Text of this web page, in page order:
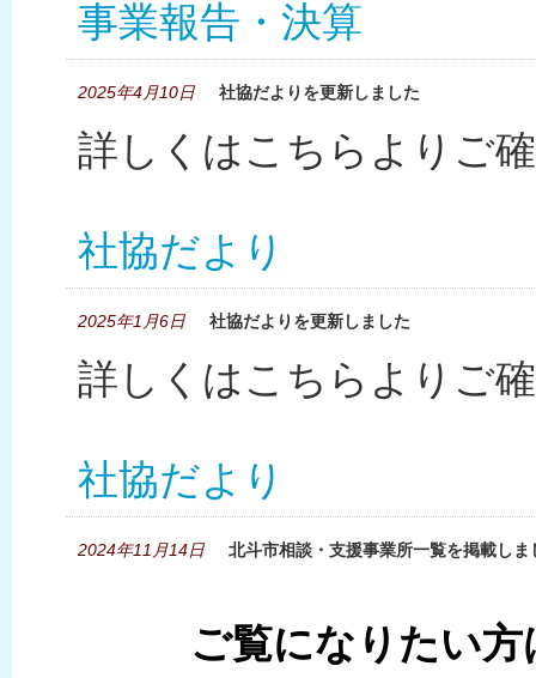
事業報告・決算
2025年4月10日 社協だよりを更新しました
詳しくはこちらよりご
社協だより
2025年1月6日 社協だよりを更新しました
詳しくはこちらよりご
社協だより
2024年11月14日 北斗市相談・支援事業所一覧を掲載しま
ご覧になりたい